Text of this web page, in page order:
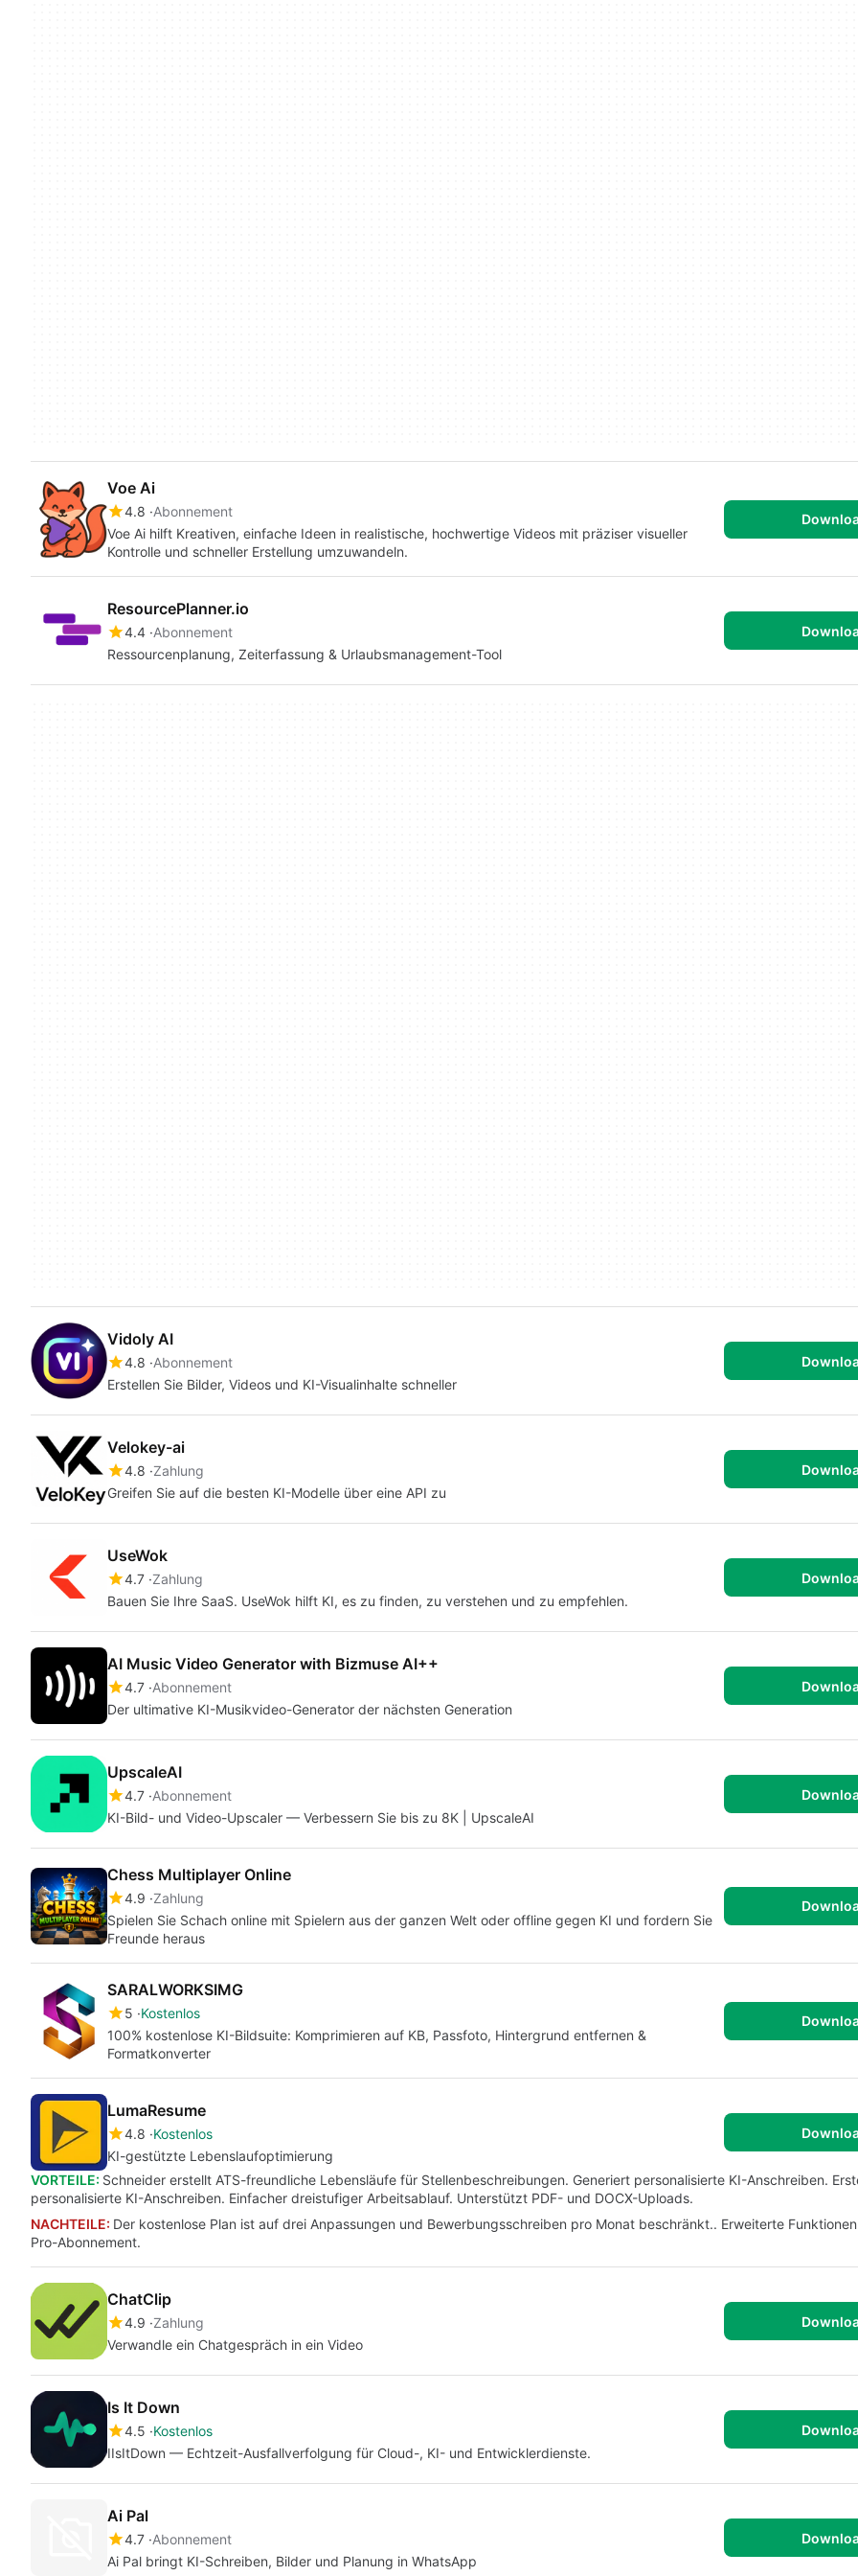
Voe Ai
4.8 Abonnement
Voe Ai hilft Kreativen, einfache Ideen in realistische, hochwertige Videos mit präziser visueller
Kontrolle und schneller Erstellung umzuwandeln.
ResourcePlanner.io
4.4 Abonnement
Ressourcenplanung, Zeiterfassung & Urlaubsmanagement-Tool
Vidoly AI
4.8 Abonnement
Erstellen Sie Bilder, Videos und KI-Visualinhalte schneller
Velokey-ai
4.8 Zahlung
Greifen Sie auf die besten KI-Modelle über eine API zu
UseWok
4.7 Zahlung
Bauen Sie Ihre SaaS. UseWok hilft KI, es zu finden, zu verstehen und zu empfehlen.
AI Music Video Generator with Bizmuse AI++
4.7 Abonnement
Der ultimative KI-Musikvideo-Generator der nächsten Generation
UpscaleAI
4.7 Abonnement
KI-Bild- und Video-Upscaler — Verbessern Sie bis zu 8K | UpscaleAI
Chess Multiplayer Online
4.9 Zahlung
Spielen Sie Schach online mit Spielern aus der ganzen Welt oder offline gegen KI und fordern Sie
Freunde heraus
SARALWORKSIMG
5 Kostenlos
100% kostenlose KI-Bildsuite: Komprimieren auf KB, Passfoto, Hintergrund entfernen &
Formatkonverter
LumaResume
4.8 Kostenlos
KI-gestützte Lebenslaufoptimierung
VORTEILE: Schneider erstellt ATS-freundliche Lebensläufe für Stellenbeschreibungen. Generiert personalisierte KI-Anschreiben.
personalisierte KI-Anschreiben. Einfacher dreistufiger Arbeitsablauf. Unterstützt PDF- und DOCX-Uploads.
NACHTEILE: Der kostenlose Plan ist auf drei Anpassungen und Bewerbungsschreiben pro Monat beschränkt.. Erweiterte
Pro-Abonnement.
ChatClip
4.9 Zahlung
Verwandle ein Chatgespräch in ein Video
Is It Down
4.5 Kostenlos
IIsItDown — Echtzeit-Ausfallverfolgung für Cloud-, KI- und Entwicklerdienste.
Ai Pal
4.7 Abonnement
Ai Pal bringt KI-Schreiben, Bilder und Planung in WhatsApp